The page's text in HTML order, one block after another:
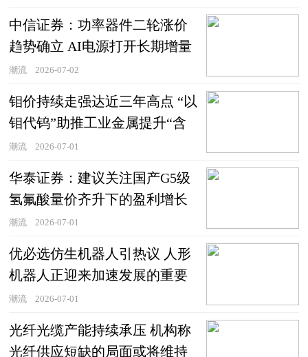
中信证券：功率器件二轮涨价
趋势确立 AI电源打开长期增量
空间
潮流 2026-07-02
钼价持续走强达近三年高点 “以
钼代钨”助推工业金属提升“含
科量”
潮流 2026-07-01
华泰证券：建议关注国产G5级
氢氟酸量价齐升下的盈利增长
机遇
潮流 2026-07-01
优必选仿生机器人引热议 人形
机器人正迎来加速发展的重要
节点
潮流 2026-07-01
光纤光缆产能持续承压 机构称
光纤供应短缺的局面或将维持